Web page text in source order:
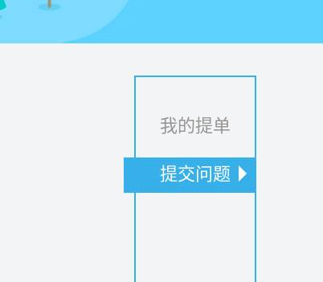
我的提单
提交问题